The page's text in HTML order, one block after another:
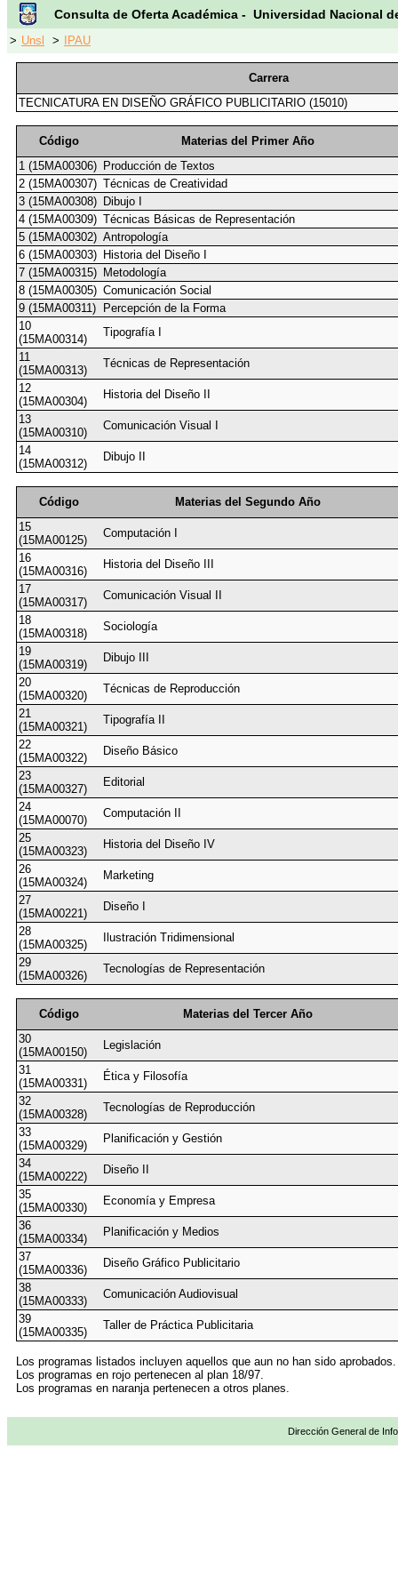
Consulta de Oferta Académica - Universidad Nacional
> Unsl > IPAU
Carrera
TECNICATURA EN DISEÑO GRÁFICO PUBLICITARIO (15010)
Código
Materias del Primer Año
1 (15MA00306) Producción de Textos
2 (15MA00307) Técnicas de Creatividad
3 (15MA00308) Dibujo I
4 (15MA00309) Técnicas Básicas de Representación
5 (15MA00302) Antropología
6 (15MA00303) Historia del Diseño I
7 (15MA00315) Metodología
8 (15MA00305) Comunicación Social
9 (15MA00311)
Percepción de la Forma
10
(15MA00314)
Tipografía I
11
(15MA00313)
Técnicas de Representación
12
(15MA00304)
Historia del Diseño II
13
(15MA00310)
Comunicación Visual I
14
(15MA00312)
Dibujo II
Código
Materias del Segundo Año
15
(15MA00125)
Computación I
16
(15MA00316)
Historia del Diseño III
17
(15MA00317)
Comunicación Visual II
18
(15MA00318)
Sociología
19
(15MA00319)
Dibujo III
20
(15MA00320)
Técnicas de Reproducción
21
(15MA00321)
Tipografía II
22
(15MA00322)
Diseño Básico
23
(15MA00327)
Editorial
24
(15MA00070)
Computación II
25
(15MA00323)
Historia del Diseño IV
26
(15MA00324)
Marketing
27
(15MA00221)
Diseño I
28
(15MA00325)
Ilustración Tridimensional
29
(15MA00326)
Tecnologías de Representación
Código
Materias del Tercer Año
30
(15MA00150)
Legislación
31
(15MA00331)
Ética y Filosofía
32
(15MA00328)
Tecnologías de Reproducción
33
(15MA00329)
Planificación y Gestión
34
(15MA00222)
Diseño II
35
(15MA00330)
Economía y Empresa
36
(15MA00334)
Planificación y Medios
37
(15MA00336)
Diseño Gráfico Publicitario
38
(15MA00333)
Comunicación Audiovisual
39
(15MA00335)
Taller de Práctica Publicitaria
Los programas listados incluyen aquellos que aun no han sido aprobados.
Los programas en rojo pertenecen al plan 18/97.
Los programas en naranja pertenecen a otros planes.
Dirección General de